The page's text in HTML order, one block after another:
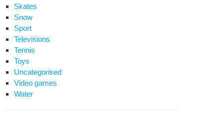
Skates
Snow
Sport
Televisions
Tennis
Toys
Uncategorised
Video games
Water